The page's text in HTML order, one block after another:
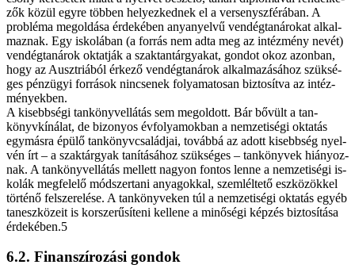
zők kö­zül egy­re töb­ben he­lyez­ked­nek el a ver­seny­szfé­rá­ban. A
prob­lé­ma meg­ol­dá­sa ér­de­ké­ben anya­nyel­vű ven­dég­ta­ná­ro­kat al­kal­
maz­nak. Egy is­ko­lá­ban (a for­rás nem ad­ta meg az in­téz­mény ne­vét)
ven­dég­ta­ná­rok ok­tat­ják a szak­tan­tár­gya­kat, gon­dot okoz azon­ban,
hogy az Auszt­ri­á­ból ér­ke­ző ven­dég­ta­ná­rok al­kal­ma­zá­sá­hoz szük­sé­
ges pénz­ügyi for­rá­sok nin­cse­nek fo­lya­ma­to­san biz­to­sít­va az in­téz­
mé­nyek­ben.
A ki­sebb­sé­gi tan­könyv­el­lá­tás sem meg­ol­dott. Bár bő­vült a tan­
könyv­kí­ná­lat, de bi­zo­nyos év­fo­lyam­ok­ban a nem­ze­ti­sé­gi ok­ta­tás
egy­más­ra épü­lő tan­könyv­csa­lád­jai, to­váb­bá az adott ki­sebb­ség nyel­
vén írt – a szak­tár­gyak ta­ní­tá­sá­hoz szük­sé­ges – tan­köny­vek hi­á­nyoz­
nak. A tan­könyv­el­lá­tás mel­lett na­gyon fon­tos len­ne a nem­ze­ti­sé­gi is­
ko­lák meg­fe­le­lő mód­szer­ta­ni anya­gok­kal, szem­lél­te­tő esz­kö­zök­kel
tör­té­nő fel­sze­re­lé­se. A tan­köny­ve­ken túl a nem­ze­ti­sé­gi ok­ta­tás egyéb
tan­esz­kö­ze­it is kor­sze­rű­sí­te­ni kel­le­ne a mi­nő­sé­gi kép­zés biz­to­sí­tá­sa
érdekében.5
6.2. Fi­nan­szí­ro­zá­si gon­dok